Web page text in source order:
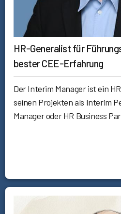
HR-Generalist für
bester CEE-Erfahrung
Der Interim Manager ist ein
seinen Projekten als Interim
Manager oder HR Business